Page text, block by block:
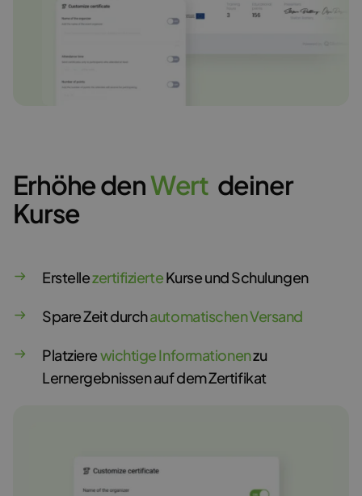
Erhöhe denWert deiner
Kurse
ErstellezertifizierteKurse und Schulungen
Spare Zeit durchautomatischen Versand
Platzierewichtige Informationenzu
Lernergebnissen auf dem Zertifikat